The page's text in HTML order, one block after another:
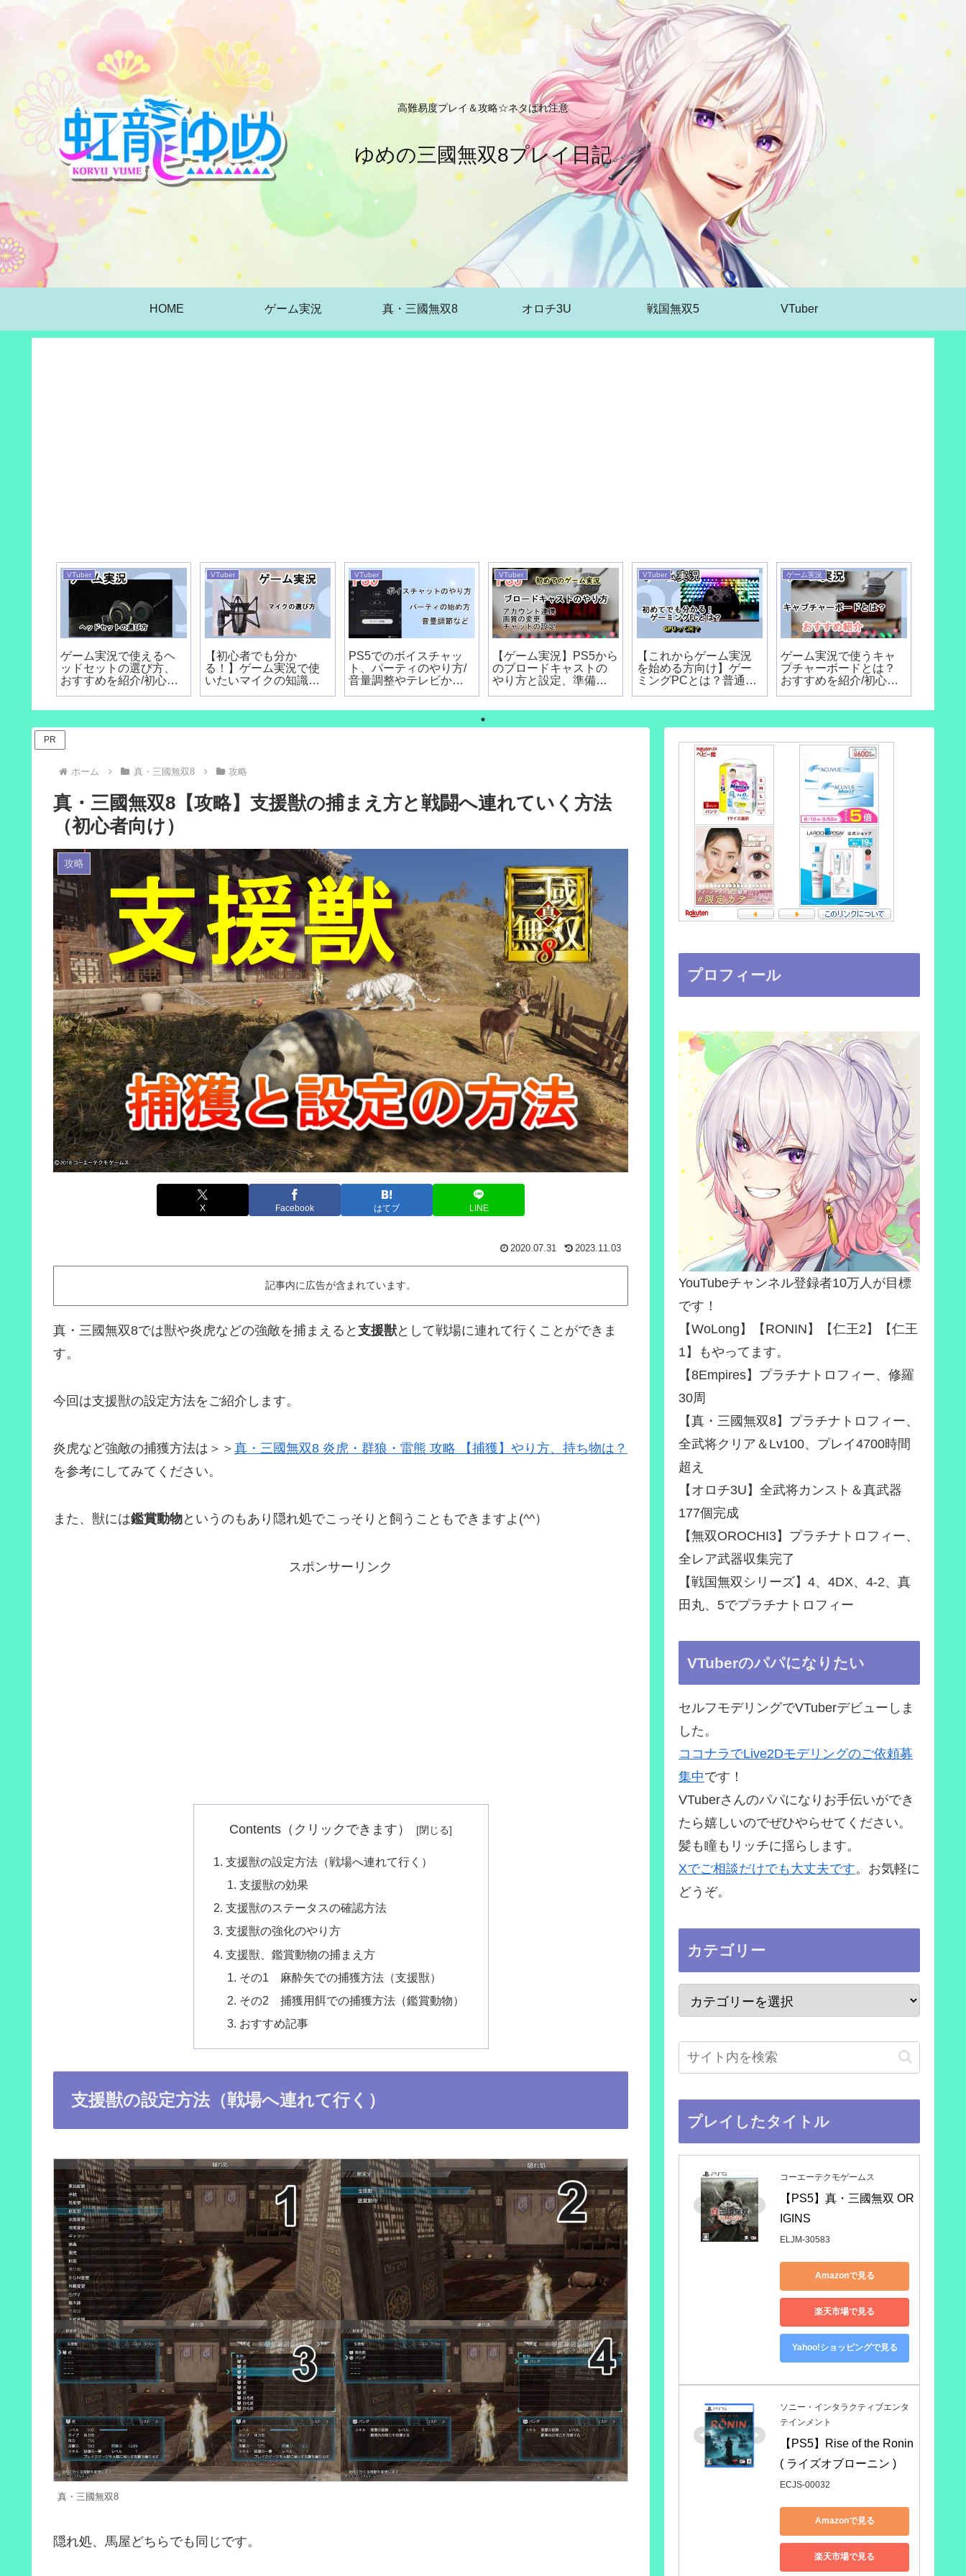
高難易度プレイ＆攻略☆ネタばれ注意
ゆめの三國無双8プレイ日記
HOME ゲーム実況 真・三國無双8 オロチ3U 戦国無双5 VTuber
VTuber
ゲーム実況で使えるヘ
ッドセットの選び方、
おすすめを紹介/初心者
VTuber
【初心者でも分か
る！】ゲーム実況で使
いたいマイクの知識と
VTuber
PS5でのボイスチャッ
ト、パーティのやり方/
音量調整やテレビから
VTuber
【ゲーム実況】PS5から
のブロードキャストの
やり方と設定、準備す
VTuber
【これからゲーム実況
を始める方向け】ゲー
ミングPCとは？普通の
ゲーム実況
ゲーム実況で使うキャ
プチャーボードとは？
おすすめを紹介/初心者
PR
ホーム 真・三國無双8 攻略
真・三國無双8【攻略】支援獣の捕まえ方と戦闘へ連れていく方法
（初心者向け）
攻略
X Facebook はてブ LINE
2020.07.31 2023.11.03
記事内に広告が含まれています。
真・三國無双8では獣や炎虎などの強敵を捕まえると 支援獣として戦場に連れて行くことができま
す。
今回は支援獣の設定方法をご紹介します。
炎虎など強敵の捕獲方法は＞＞ 真・三國無双8 炎虎・群狼・雷熊 攻略 【捕獲】やり方、持ち物は？
を参考にしてみてください。
また、獣には鑑賞動物というのもあり隠れ処でこっそりと飼うこともできますよ(^^）
スポンサーリンク
Contents（クリックできます）
支援獣の設定方法（戦場へ連れて行く）
支援獣の効果
支援獣のステータスの確認方法
支援獣の強化のやり方
支援獣、鑑賞動物の捕まえ方
その1 麻酔矢での捕獲方法（支援獣）
その2 捕獲用餌での捕獲方法（鑑賞動物）
おすすめ記事
支援獣の設定方法（戦場へ連れて行く）
真・三國無双8
隠れ処、馬屋どちらでも同じです。
プロフィール
YouTubeチャンネル登録者10万人が目標
です！
【WoLong】【RONIN】【仁王2】【仁王
1】もやってます。
【8Empires】プラチナトロフィー、修羅
30周
【真・三國無双8】プラチナトロフィー、
全武将クリア＆Lv100、プレイ4700時間
超え
【オロチ3U】全武将カンスト＆真武器
177個完成
【無双OROCHI3】プラチナトロフィー、
全レア武器収集完了
【戦国無双シリーズ】4、4DX、4-2、真
田丸、5でプラチナトロフィー
VTuberのパパになりたい
セルフモデリングでVTuberデビューしま
した。
ココナラでLive2Dモデリングのご依頼募
集中です！
VTuberさんのパパになりお手伝いができ
たら嬉しいのでぜひやらせてください。
髪も瞳もリッチに揺らします。
Xでご相談だけでも大丈夫です。お気軽に
どうぞ。
カテゴリー
プレイしたタイトル
コーエーテクモゲームス
【PS5】真・三國無双 OR
IGINS
ELJM-30583
Amazonで見る
楽天市場で見る
Yahoo!ショッピングで見る
ソニー・インタラクティブエンタ
テインメント
【PS5】Rise of the Ronin
( ライズオブローニン )
ECJS-00032
Amazonで見る
楽天市場で見る